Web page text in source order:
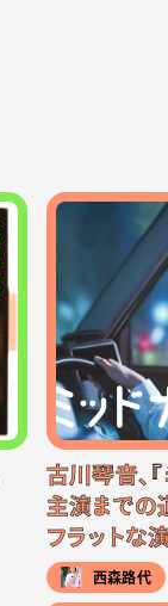
古川琴音、
主演までの
フラットな
西森路代